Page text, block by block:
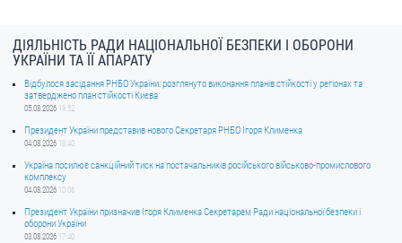
ДІЯЛЬНІСТЬ РАДИ НАЦІОНАЛЬНОЇ БЕЗПЕКИ І ОБОРОНИ
УКРАЇНИ ТА ЇЇ АПАРАТУ
Відбулося засідання РНБО України: розглянуто виконання планів стійкості у регіонах та
затверджено план стійкості Києва
05.08.2026 19:52
Президент України представив нового Секретаря РНБО Ігоря Клименка
04.08.2026 18:40
Україна посилює санкційний тиск на постачальників російського військово-промислового
комплексу
04.08.2026 10:06
Президент України призначив Ігоря Клименка Секретарем Ради національної безпеки і
оборони України
03.08.2026 17:40